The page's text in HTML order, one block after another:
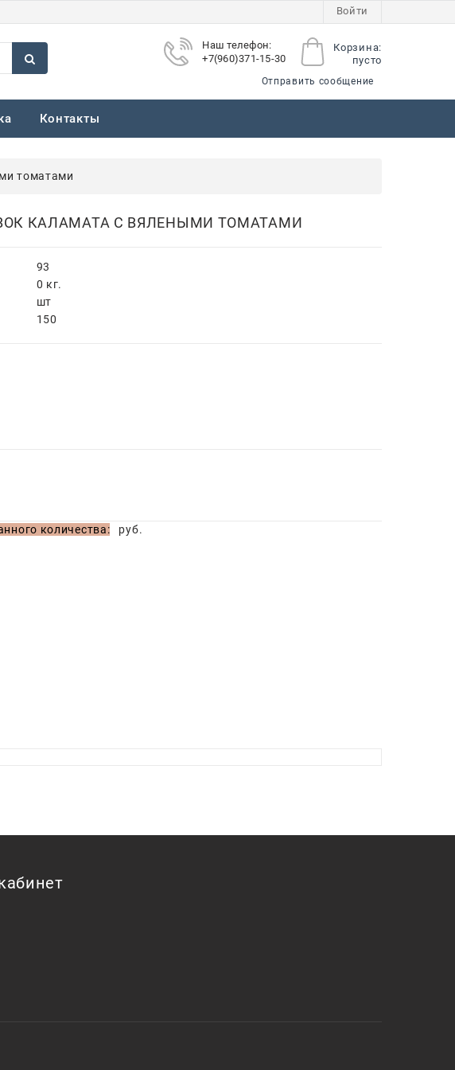
Войти
Корзина:
пусто
Наш телефон:
+7(960)371-15-30
Отправить сообщение
Контакты
томатами
КАЛАМАТА С ВЯЛЕНЫМИ ТОМАТАМИ
93
0 кг.
шт
150
количества:
руб.